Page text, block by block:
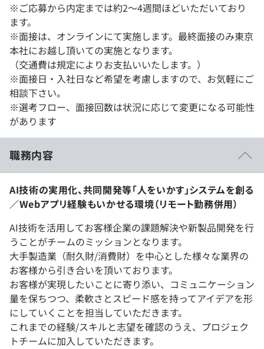
※ご応募から内定までは約2〜4週間ほどいただいており
ます。
※面接は、オンラインにて実施します。最終面接のみ東京
本社にお越し頂いての実施となります。
（交通費は規定によりお支払いいたします。）
※面接日・入社日など希望を考慮しますので、お気軽にご
相談下さい。
※選考フロー、面接回数は状況に応じて変更になる可能性
があります
職務内容
AI技術の実用化、共同開発等「人をいかす」システムを創る
／Webアプリ経験もいかせる環境（リモート勤務併用）
AI技術を活用してお客様企業の課題解決や新製品開発を行
うことがチームのミッションとなります。
大手製造業（耐久財/消費財）を中心とした様々な業界の
お客様から引き合いを頂いております。
お客様が実現したいことに寄り添い、コミュニケーション
量を保ちつつ、柔軟さとスピード感を持ってアイデアを形
にしていくことを担当していただきます。
これまでの経験/スキルと志望を確認のうえ、プロジェク
トチームに加入していただきます。